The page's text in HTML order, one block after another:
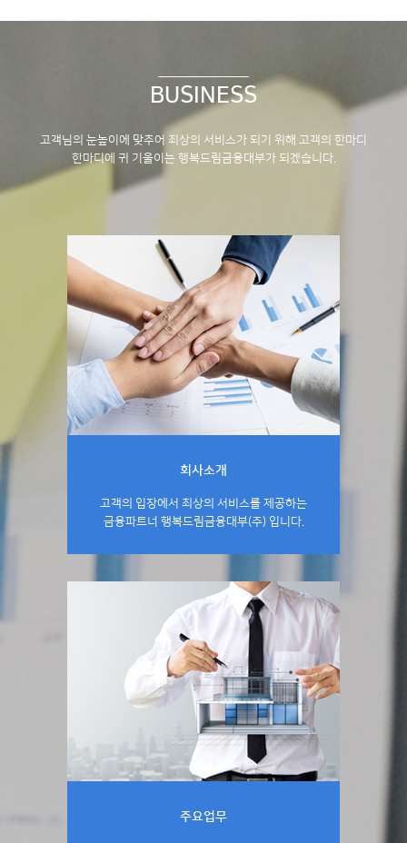
BUSINESS
고객님의 눈높이에 맞추어 최상의 서비스가 되기 위해 고객의 한마디
한마디에 귀 기울이는 행복드림금융대부가 되겠습니다.
회사소개
페이지 상세보기
회사소개
고객의 입장에서 최상의 서비스를 제공하는
금융파트너 행복드림금융대부(주) 입니다.
주요업무
페이지 상세보기
주요업무